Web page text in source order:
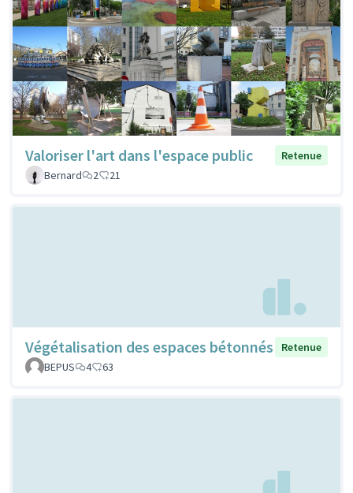
Valoriser l'art dans l'espace public
Retenue
Bernard
2 21
Végétalisation des espaces bétonnés
Retenue
BEPUS
4 63